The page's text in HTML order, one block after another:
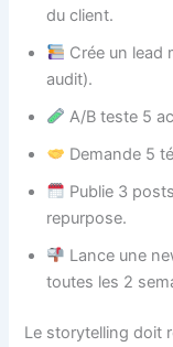
du client.
Crée un lead
audit).
A/B teste 5
Demande 5
Publie 3
repurpose.
Lance une
toutes les 2
Le storytelling doit